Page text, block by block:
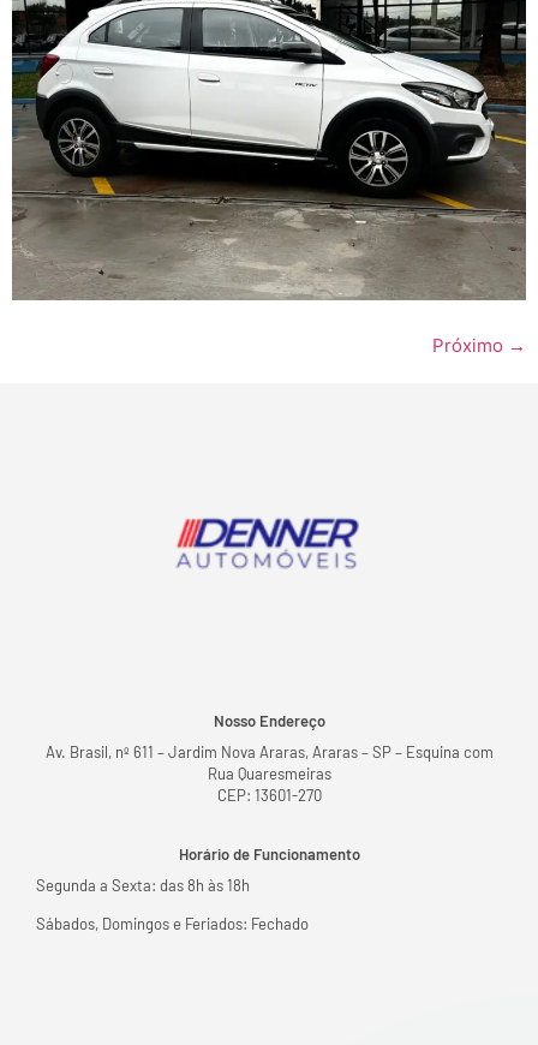
Próximo →
Nosso Endereço
Av. Brasil, nº 611 – Jardim Nova Araras, Araras – SP – Esquina com
Rua Quaresmeiras
CEP: 13601-270
Horário de Funcionamento
Segunda a Sexta: das 8h às 18h
Sábados, Domingos e Feriados: Fechado